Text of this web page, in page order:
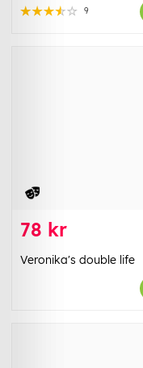
9
78 kr
Veronika's double life